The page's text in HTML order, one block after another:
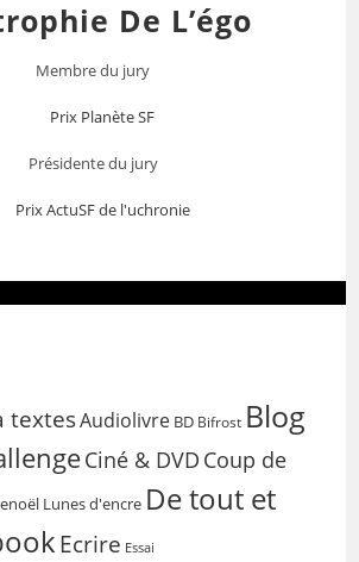
De L’égo
Membre du jury
Présidente du jury
textesAudiolivre BD Bifrost Blog
Ciné & DVD Coup de
Lunes d'encre De tout et
Ecrire Essai